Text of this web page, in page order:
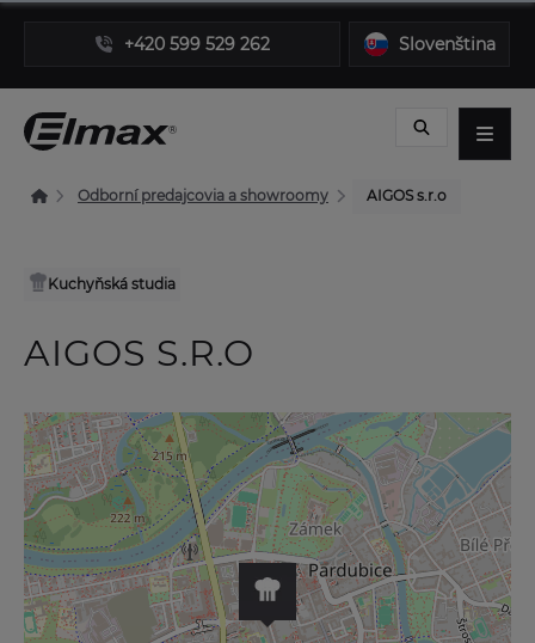
+420 599 529 262 Slovenština
Odborní predajcovia a showroomy AIGOS s.r.o
Kuchyňská studia
AIGOS S.R.O